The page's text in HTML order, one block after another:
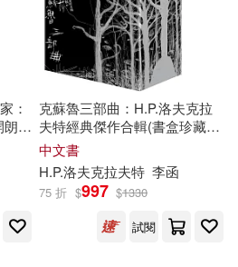
N. 原著(4)
ク(14)
：
朗基
文
克蘇魯三部曲：H.P.洛夫克拉
夫特經典傑作合輯(書盒珍藏
版)
中文書
H.P.洛夫克拉夫特 李函
75 折 $997 $1330
試閱